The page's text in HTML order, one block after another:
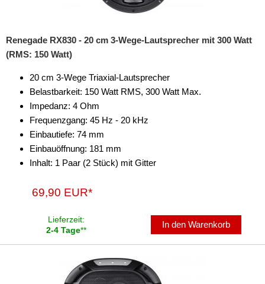
Renegade RX830 - 20 cm 3-Wege-Lautsprecher mit 300 Watt
(RMS: 150 Watt)
20 cm 3-Wege Triaxial-Lautsprecher
Belastbarkeit: 150 Watt RMS, 300 Watt Max.
Impedanz: 4 Ohm
Frequenzgang: 45 Hz - 20 kHz
Einbautiefe: 74 mm
Einbauöffnung: 181 mm
Inhalt: 1 Paar (2 Stück) mit Gitter
69,90 EUR*
Lieferzeit:
2-4 Tage**
In den Warenkorb